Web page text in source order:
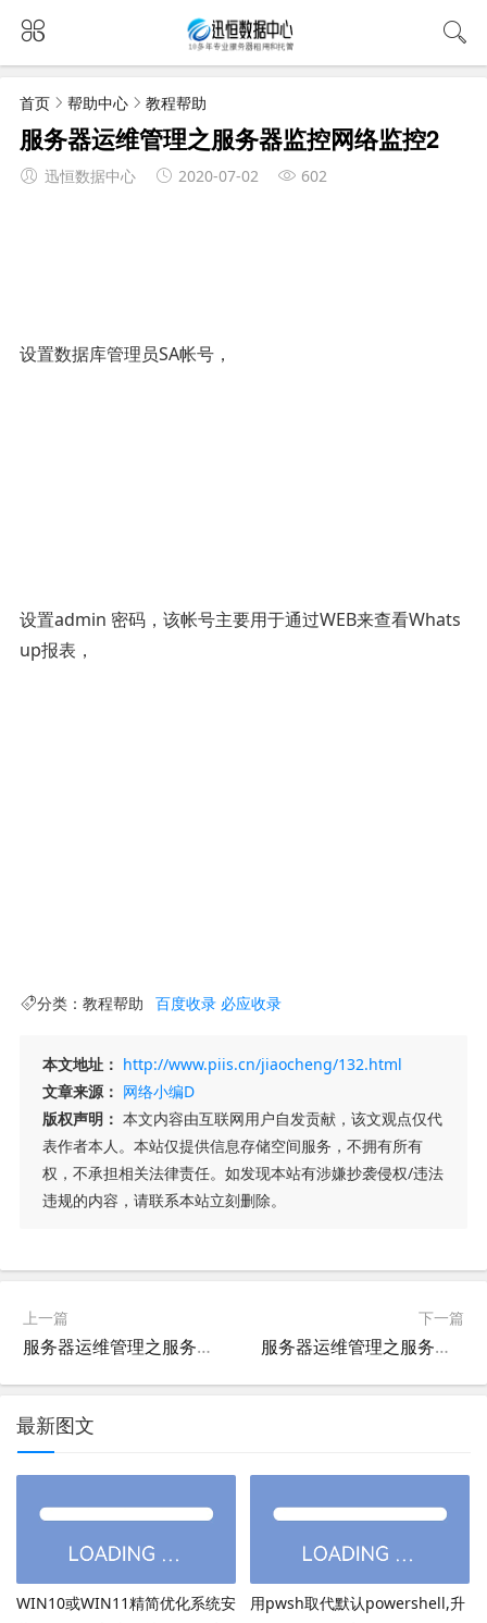
首页 帮助中心 教程帮助
服务器运维管理之服务器监控网络监控2
迅恒数据中心 2020-07-02 602
设置数据库管理员SA帐号，
设置admin 密码，该帐号主要用于通过WEB来查看Whats
up报表，
分类： 教程帮助 百度收录 必应收录
本文地址： http://www.piis.cn/jiaocheng/132.html
文章来源： 网络小编D
版权声明： 本文内容由互联网用户自发贡献，该文观点仅代
表作者本人。本站仅提供信息存储空间服务，不拥有所有
权，不承担相关法律责任。如发现本站有涉嫌抄袭侵权/违法
违规的内容，请联系本站立刻删除。
上一篇
服务器运维管理之服务器监控网络监控4
下一篇
服务器运维管理之服务器监控网络监控3
最新图文
WIN10或WIN11精简优化系统安
用pwsh取代默认powershell,升